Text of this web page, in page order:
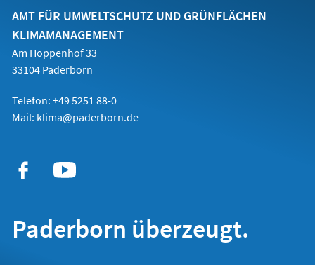
Tab)
AMT FÜR UMWELTSCHUTZ UND GRÜNFLÄCHEN
KLIMAMANAGEMENT
Am Hoppenhof 33
33104 Paderborn
Telefon: +49 5251 88-0
Mail: klima@paderborn.de
Paderborn überzeugt.